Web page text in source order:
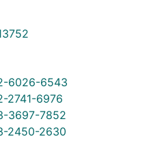
6026-6543
2741-6976
3697-7852
2450-2630